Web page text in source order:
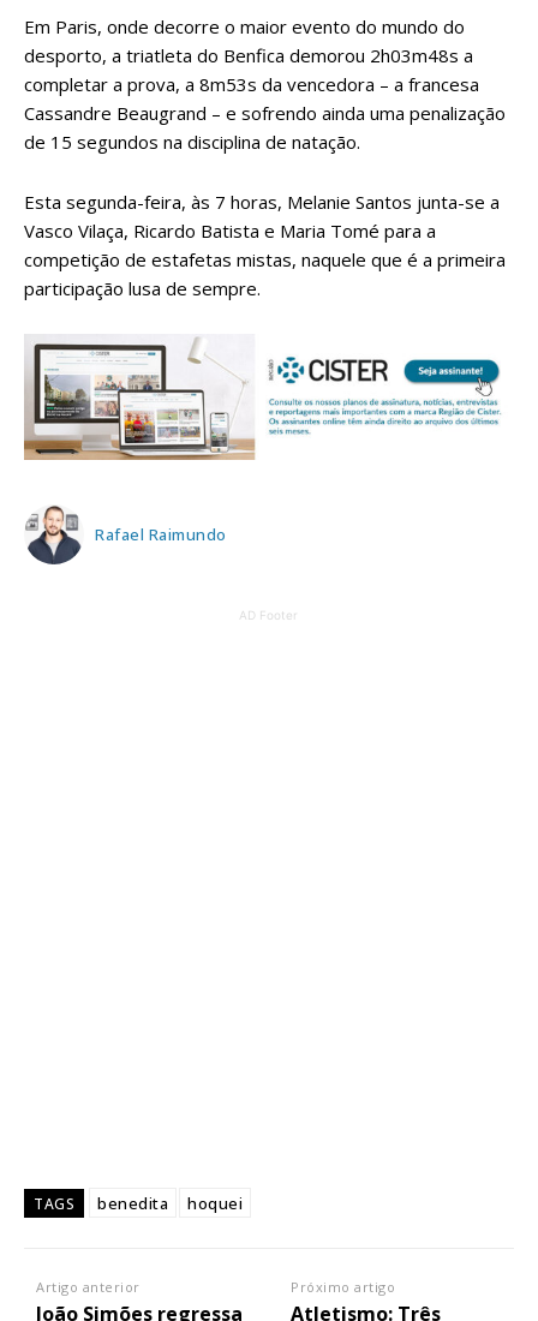
Em Paris, onde decorre o maior evento do mundo do
desporto, a triatleta do Benfica demorou 2h03m48s a
completar a prova, a 8m53s da vencedora – a francesa
Cassandre Beaugrand – e sofrendo ainda uma penalização
de 15 segundos na disciplina de natação.
Esta segunda-feira, às 7 horas, Melanie Santos junta-se a
Vasco Vilaça, Ricardo Batista e Maria Tomé para a
competição de estafetas mistas, naquele que é a primeira
participação lusa de sempre.
Rafael Raimundo
AD Footer
TAGS benedita hoquei
Artigo anterior
João Simões regressa
Próximo artigo
Atletismo: Três